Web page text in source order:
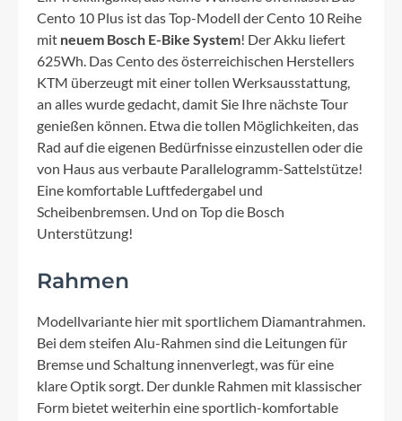
Cento 10 Plus ist das Top-Modell der Cento 10 Reihe
mit neuem Bosch E-Bike System! Der Akku liefert
625Wh. Das Cento des österreichischen Herstellers
KTM überzeugt mit einer tollen Werksausstattung,
an alles wurde gedacht, damit Sie Ihre nächste Tour
genießen können. Etwa die tollen Möglichkeiten, das
Rad auf die eigenen Bedürfnisse einzustellen oder die
von Haus aus verbaute Parallelogramm-Sattelstütze!
Eine komfortable Luftfedergabel und
Scheibenbremsen. Und on Top die Bosch
Unterstützung!
Rahmen
Modellvariante hier mit sportlichem Diamantrahmen.
Bei dem steifen Alu-Rahmen sind die Leitungen für
Bremse und Schaltung innenverlegt, was für eine
klare Optik sorgt. Der dunkle Rahmen mit klassischer
Form bietet weiterhin eine sportlich-komfortable